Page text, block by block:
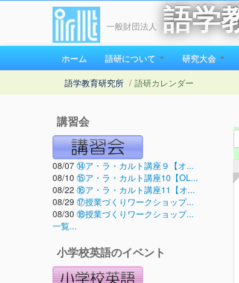
一般財団法人 語学
ホーム 語研について 研究大会
語学教育研究所 / 語研カレンダー
講習会
08/07 ⑭ア・ラ・カルト講座９【オ...
08/10 ⑮ア・ラ・カルト講座10【OL...
08/22 ⑯ア・ラ・カルト講座11【オ...
08/29 ⑰授業づくりワークショップ...
08/30 ⑱授業づくりワークショップ...
一覧...
小学校英語のイベント